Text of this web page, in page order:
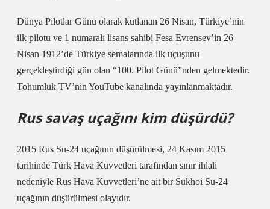
Dünya Pilotlar Günü olarak kutlanan 26 Nisan, Türkiye’nin
ilk pilotu ve 1 numaralı lisans sahibi Fesa Evrensev’in 26
Nisan 1912’de Türkiye semalarında ilk uçuşunu
gerçekleştirdiği gün olan “100. Pilot Günü”nden gelmektedir.
Tohumluk TV’nin YouTube kanalında yayınlanmaktadır.
Rus savaş uçağını kim düşürdü?
2015 Rus Su-24 uçağının düşürülmesi, 24 Kasım 2015
tarihinde Türk Hava Kuvvetleri tarafından sınır ihlali
nedeniyle Rus Hava Kuvvetleri’ne ait bir Sukhoi Su-24
uçağının düşürülmesi olayıdır.